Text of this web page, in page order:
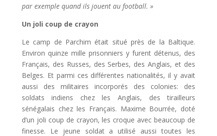
par exemple quand ils jouent au football. »
Un joli coup de crayon
Le camp de Parchim était situé près de la Baltique.
Environ quinze mille prisonniers y furent détenus, des
Français, des Russes, des Serbes, des Anglais, et des
Belges. Et parmi ces différentes nationalités, il y avait
aussi des militaires incorporés des colonies: des
soldats indiens chez les Anglais, des tirailleurs
sénégalais chez les Français. Maxime Bourrée, doté
d’un joli coup de crayon, les croque avec beaucoup de
finesse. Le jeune soldat a utilisé aussi toutes les